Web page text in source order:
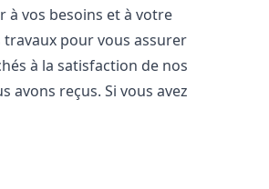
vos besoins et à votre
pour vous assurer
à la satisfaction de nos
avons reçus. Si vous avez